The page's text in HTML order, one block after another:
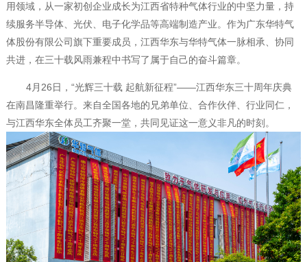
用领域，从一家初创企业成长为江西省特种气体行业的中坚力量，持
续服务半导体、光伏、电子化学品等高端制造产业。作为广东华特气
体股份有限公司旗下重要成员，江西华东与华特气体一脉相承、协同
共进，在三十载风雨兼程中书写了属于自己的奋斗篇章。
4月26日，“光辉三十载 起航新征程”——江西华东三十周年庆典
在南昌隆重举行。来自全国各地的兄弟单位、合作伙伴、行业同仁，
与江西华东全体员工齐聚一堂，共同见证这一意义非凡的时刻。